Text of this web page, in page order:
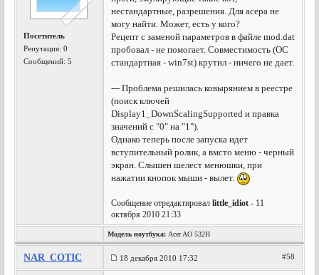
Посетитель
Репутация:0
Сообщений: 5
нестандартные, разрешения. Для асера не
могу найти. Может, есть у кого?
Рецепт с заменой параметров в файле mod.dat
пробовал - не помогает. Совместимость (ОС
стандартная - win7st) крутил - ничего не дает.
--- Проблема решилась ковырянием в реестре
(поиск ключей
Display1_DownScalingSupported и правка
значений с "0" на "1").
Однако теперь после запуска идет
вступительный ролик, а вмсто меню - черный
экран. Слышен шелест менюшки, при
нажатии кнопок мыши - вылет.
Сообщение отредактировалlittle_idiot - 11
октября 2010 21:33
Модель ноутбука: Acer AO 532H
NAR_COTIC 18 декабря 2010 17:32 #58